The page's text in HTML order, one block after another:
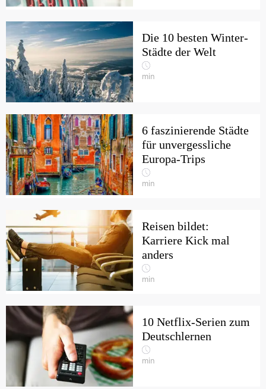
Die 10 besten Winter-
Städte der Welt
min
6 faszinierende Städte
für unvergessliche
Europa-Trips
min
Reisen bildet:
Karriere Kick mal
anders
min
10 Netflix-Serien zum
Deutschlernen
min